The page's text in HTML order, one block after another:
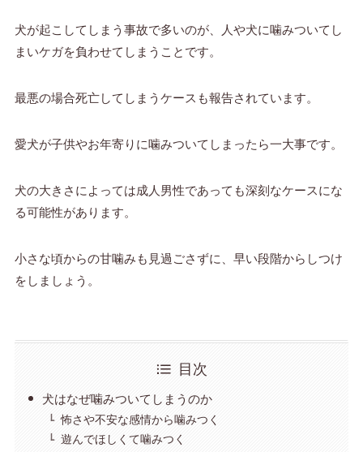
犬が起こしてしまう事故で多いのが、人や犬に噛みついてし
まいケガを負わせてしまうことです。
最悪の場合死亡してしまうケースも報告されています。
愛犬が子供やお年寄りに噛みついてしまったら一大事です。
犬の大きさによっては成人男性であっても深刻なケースにな
る可能性があります。
小さな頃からの甘噛みも見過ごさずに、早い段階からしつけ
をしましょう。
目次
犬はなぜ噛みついてしまうのか
怖さや不安な感情から噛みつく
遊んでほしくて噛みつく